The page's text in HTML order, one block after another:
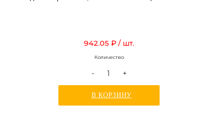
942.05 ₽ / шт.
Количество
- +
В КОРЗИНУ